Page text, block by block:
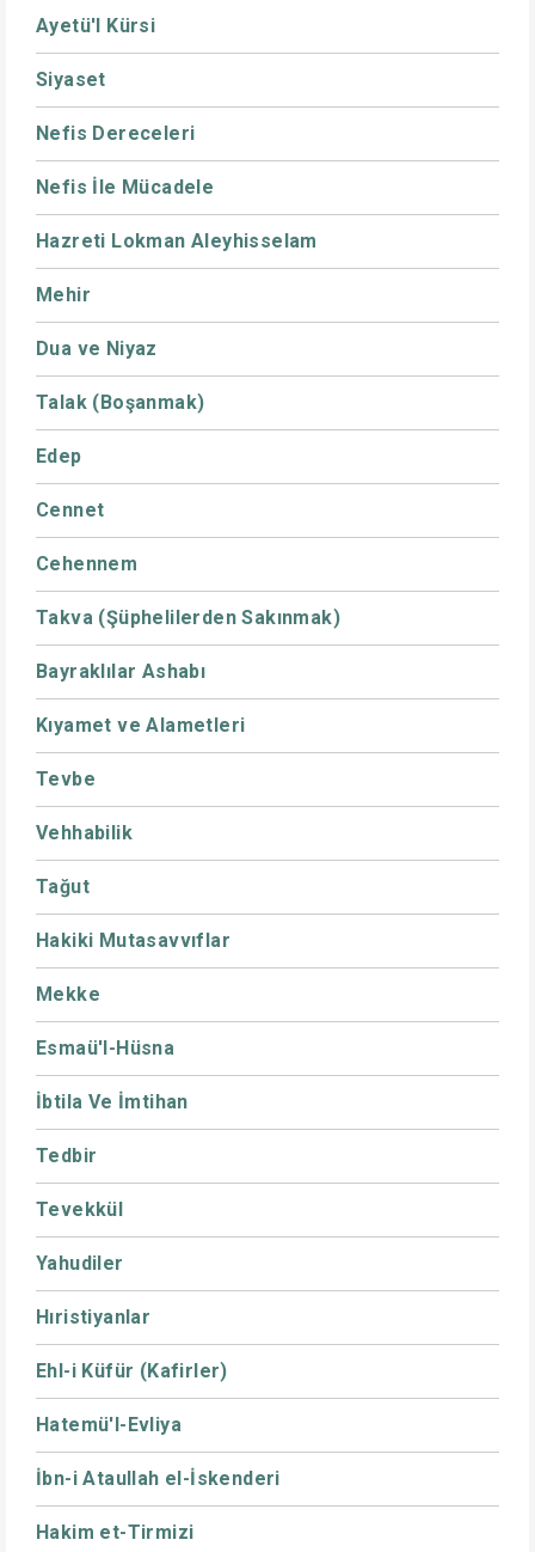
Ayetü'l Kürsi
Siyaset
Nefis Dereceleri
Nefis İle Mücadele
Hazreti Lokman Aleyhisselam
Mehir
Dua ve Niyaz
Talak (Boşanmak)
Edep
Cennet
Cehennem
Takva (Şüphelilerden Sakınmak)
Bayraklılar Ashabı
Kıyamet ve Alametleri
Tevbe
Vehhabilik
Tağut
Hakiki Mutasavvıflar
Mekke
Esmaü'l-Hüsna
İbtila Ve İmtihan
Tedbir
Tevekkül
Yahudiler
Hıristiyanlar
Ehl-i Küfür (Kafirler)
Hatemü'l-Evliya
İbn-i Ataullah el-İskenderi
Hakim et-Tirmizi